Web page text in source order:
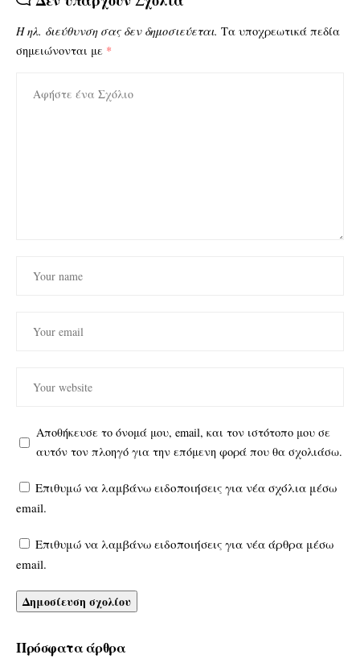
Η ηλ. διεύθυνση σας δεν δημοσιεύεται. Τα υποχρεωτικά πεδία
σημειώνονται με *
Αποθήκευσε το όνομά μου, email, και τον ιστότοπο μου σε
αυτόν τον πλοηγό για την επόμενη φορά που θα σχολιάσω.
Επιθυμώ να λαμβάνω ειδοποιήσεις για νέα σχόλια μέσω
email.
Επιθυμώ να λαμβάνω ειδοποιήσεις για νέα άρθρα μέσω
email.
Πρόσφατα άρθρα